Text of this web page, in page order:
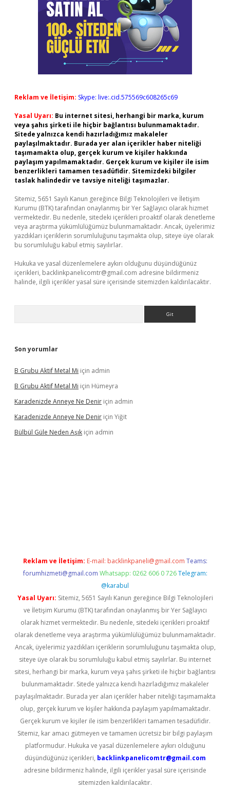
Reklam ve İletişim: Skype: live:.cid.575569c608265c69
Yasal Uyarı: Bu internet sitesi, herhangi bir marka, kurum
veya şahıs şirketi ile hiçbir bağlantısı bulunmamaktadır.
Sitede yalnızca kendi hazırladığımız makaleler
paylaşılmaktadır. Burada yer alan içerikler haber niteliği
taşımamakta olup, gerçek kurum ve kişiler hakkında
paylaşım yapılmamaktadır. Gerçek kurum ve kişiler ile isim
benzerlikleri tamamen tesadüfidir. Sitemizdeki bilgiler
taslak halindedir ve tavsiye niteliği taşımazlar.
Sitemiz, 5651 Sayılı Kanun gereğince Bilgi Teknolojileri ve İletişim
Kurumu (BTK) tarafından onaylanmış bir Yer Sağlayıcı olarak hizmet
vermektedir. Bu nedenle, sitedeki içerikleri proaktif olarak denetleme
veya araştırma yükümlülüğümüz bulunmamaktadır. Ancak, üyelerimiz
yazdıkları içeriklerin sorumluluğunu taşımakta olup, siteye üye olarak
bu sorumluluğu kabul etmiş sayılırlar.
Hukuka ve yasal düzenlemelere aykırı olduğunu düşündüğünüz
içerikleri, backlinkpanelicomtr@gmail.com adresine bildirmeniz
halinde, ilgili içerikler yasal süre içerisinde sitemizden kaldırılacaktır.
Son yorumlar
B Grubu Aktif Metal Mi için admin
B Grubu Aktif Metal Mi için Hümeyra
Karadenizde Anneye Ne Denir için admin
Karadenizde Anneye Ne Denir için Yiğit
Bülbül Güle Neden Aşık için admin
Reklam ve İletişim: E-mail: backlinkpaneli@gmail.com Teams:
forumhizmeti@gmail.com Whatsapp: 0262 606 0 726 Telegram:
@karabul
Yasal Uyarı: Sitemiz, 5651 Sayılı Kanun gereğince Bilgi Teknolojileri
ve İletişim Kurumu (BTK) tarafından onaylanmış bir Yer Sağlayıcı
olarak hizmet vermektedir. Bu nedenle, sitedeki içerikleri proaktif
olarak denetleme veya araştırma yükümlülüğümüz bulunmamaktadır.
Ancak, üyelerimiz yazdıkları içeriklerin sorumluluğunu taşımakta olup,
siteye üye olarak bu sorumluluğu kabul etmiş sayılırlar. Bu internet
sitesi, herhangi bir marka, kurum veya şahıs şirketi ile hiçbir bağlantısı
bulunmamaktadır. Sitede yalnızca kendi hazırladığımız makaleler
paylaşılmaktadır. Burada yer alan içerikler haber niteliği taşımamakta
olup, gerçek kurum ve kişiler hakkında paylaşım yapılmamaktadır.
Gerçek kurum ve kişiler ile isim benzerlikleri tamamen tesadüfidir.
Sitemiz, kar amacı gütmeyen ve tamamen ücretsiz bir bilgi paylaşım
platformudur. Hukuka ve yasal düzenlemelere aykırı olduğunu
düşündüğünüz içerikleri, backlinkpanelicomtr@gmail.com
adresine bildirmeniz halinde, ilgili içerikler yasal süre içerisinde
sitemizden kaldırılacaktır.